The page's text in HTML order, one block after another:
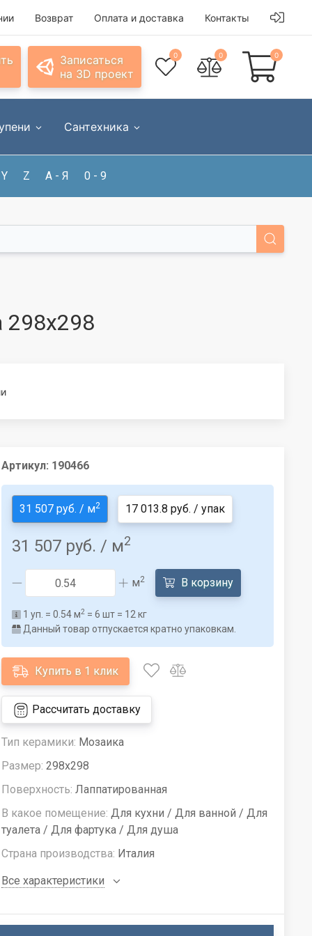
Возврат Оплата и доставка Контакты
Записаться
на 3D проект
0 0 0
Сантехника
Y Z А - Я 0 - 9
298x298
Артикул: 190466
31 507 руб. / м2 17 013.8 руб. / упак
31 507 руб. / м2
м2 В корзину
1 уп. =0.54м2 =6 шт = 12кг
Данный товар отпускается кратно упаковкам.
Купить в 1 клик
Рассчитать доставку
Тип керамики: Мозаика
Размер: 298x298
Поверхность: Лаппатированная
В какое помещение: Для кухни / Для ванной / Для
туалета / Для фартука / Для душа
Страна производства: Италия
Все характеристики